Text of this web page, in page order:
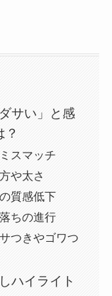
サい」と感
？
スマッチ
や太さ
質感低下
ちの進行
つきやゴワつ
ハイライト